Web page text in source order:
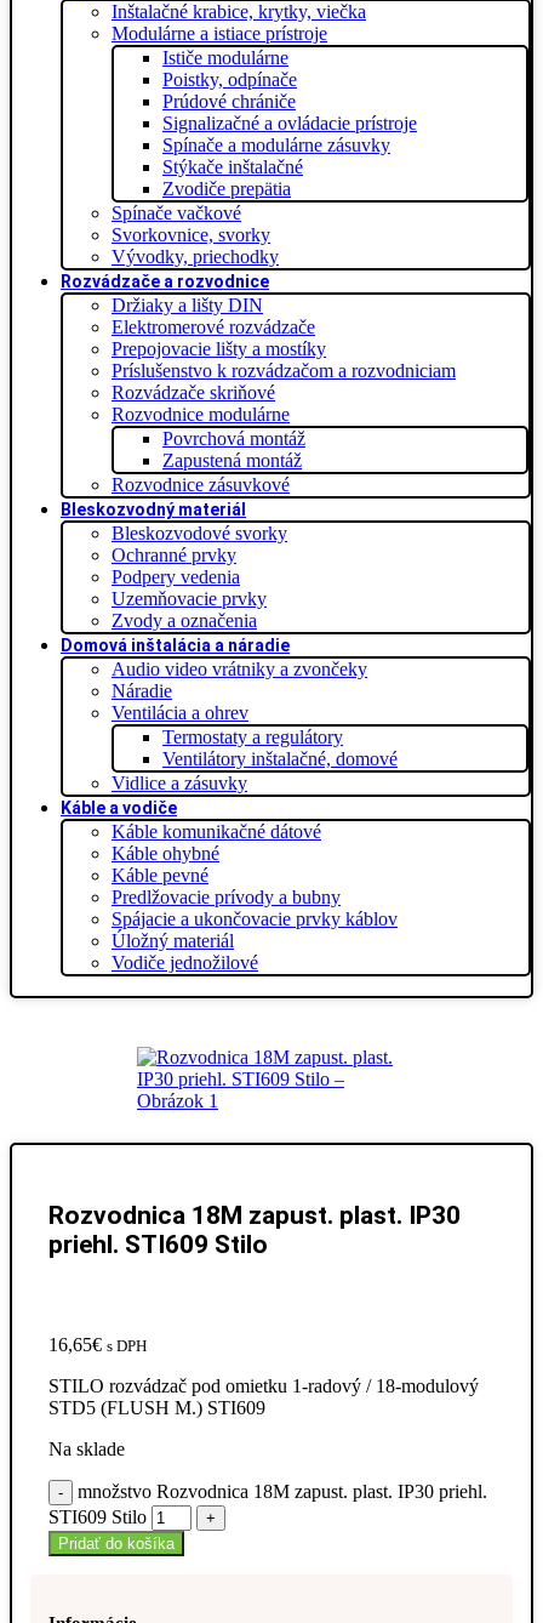
Inštalačné krabice, krytky, viečka
Modulárne a istiace prístroje
Ističe modulárne
Poistky, odpínače
Prúdové chrániče
Signalizačné a ovládacie prístroje
Spínače a modulárne zásuvky
Stýkače inštalačné
Zvodiče prepätia
Spínače vačkové
Svorkovnice, svorky
Vývodky, priechodky
Rozvádzače a rozvodnice
Držiaky a lišty DIN
Elektromerové rozvádzače
Prepojovacie lišty a mostíky
Príslušenstvo k rozvádzačom a rozvodniciam
Rozvádzače skriňové
Rozvodnice modulárne
Povrchová montáž
Zapustená montáž
Rozvodnice zásuvkové
Bleskozvodný materiál
Bleskozvodové svorky
Ochranné prvky
Podpery vedenia
Uzemňovacie prvky
Zvody a označenia
Domová inštalácia a náradie
Audio video vrátniky a zvončeky
Náradie
Ventilácia a ohrev
Termostaty a regulátory
Ventilátory inštalačné, domové
Vidlice a zásuvky
Káble a vodiče
Káble komunikačné dátové
Káble ohybné
Káble pevné
Predlžovacie prívody a bubny
Spájacie a ukončovacie prvky káblov
Úložný materiál
Vodiče jednožilové
Rozvodnica 18M zapust. plast. IP30
priehl. STI609 Stilo
16,65€ s DPH
STILO rozvádzač pod omietku 1-radový / 18-modulový
STD5 (FLUSH M.) STI609
Na sklade
množstvo Rozvodnica 18M zapust. plast. IP30 priehl.
STI609 Stilo
Pridať do košíka